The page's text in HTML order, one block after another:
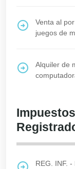
Venta al
juegos de
Alquiler de
REG. INF. -